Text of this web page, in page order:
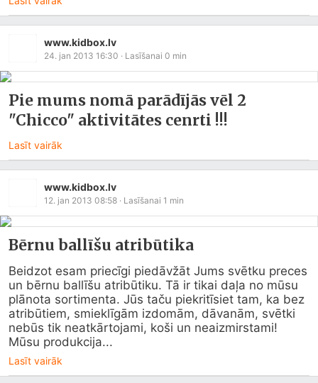
www.kidbox.lv
24. jan 2013 16:30 · Lasīšanai 0 min
Pie mums nomā parādījās vēl 2
"Chicco" aktivitātes cenrti !!!
Lasīt vairāk
www.kidbox.lv
12. jan 2013 08:58 · Lasīšanai 1 min
Bērnu ballīšu atribūtika
Beidzot esam priecīgi piedāvžāt Jums svētku preces
un bērnu ballīšu atribūtiku. Tā ir tikai daļa no mūsu
plānota sortimenta. Jūs taču piekritīsiet tam, ka bez
atribūtiem, smieklīgām izdomām, dāvanām, svētki
nebūs tik neatkārtojami, koši un neaizmirstami!
Mūsu produkcija...
Lasīt vairāk